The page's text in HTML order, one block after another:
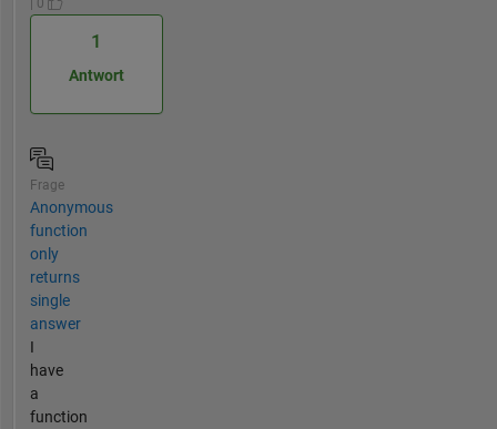
1
Antwort
Frage
Anonymous
function
only
returns
single
answer
I
have
a
function